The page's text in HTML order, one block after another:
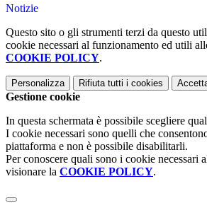
Notizie
Questo sito o gli strumenti terzi da questo
cookie necessari al funzionamento ed utili
COOKIE POLICY.
Personalizza Rifiuta tutti i cookies
Gestione cookie
In questa schermata è possibile scegliere
I cookie necessari sono quelli che
piattaforma e non è possibile disabilitarli.
Per conoscere quali sono i cookie necessari
visionare la COOKIE POLICY.